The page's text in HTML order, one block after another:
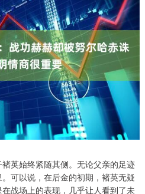
英始终紧随其侧。无论父亲的足迹
可以说，在后金的初期，褚英无疑
战场上的表现，几乎让人看到了未